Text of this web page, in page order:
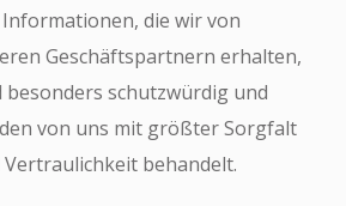
Informationen, die wir von
Geschäftspartnern erhalten,
besonders schutzwürdig und
von uns mit größter Sorgfalt
Vertraulichkeit behandelt.